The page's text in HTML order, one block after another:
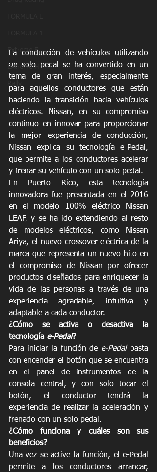
Extreme E
Extreme H
La conducción de vehículos utilizando
un solo pedal se ha convertido en un
tema de gran interés, especialmente
para aquellos conductores que están
haciendo la transición hacia vehículos
eléctricos. Nissan, en su compromiso
continuo en innovar para proporcionar
la mejor experiencia de conducción,
Nissan explica su tecnología e-Pedal,
que permite a los conductores acelerar
y frenar su vehículo con un solo pedal.
En Puerto Rico, esta tecnología
innovadora fue presentada en el 2016
en el modelo 100% eléctrico Nissan
LEAF, y se ha ido extendiendo al resto
de modelos eléctricos, como Nissan
Ariya, el nuevo crossover eléctrica de la
marca que representa un nuevo hito en
el compromiso de Nissan por ofrecer
productos diseñados para enriquecer la
vida de las personas a través de una
experiencia agradable, intuitiva y
adaptable a cada conductor.
¿Cómo se activa o desactiva la
tecnología e-Pedal?
Para iniciar la función de e-Pedal basta
con encender el botón que se encuentra
en el panel de instrumentos de la
consola central, y con solo tocar el
botón, el conductor tendrá la
experiencia de realizar la aceleración y
frenado con un solo pedal.
¿Cómo funciona y cuáles son sus
beneficios?
Una vez se active la función, el e-Pedal
permite a los conductores arrancar,